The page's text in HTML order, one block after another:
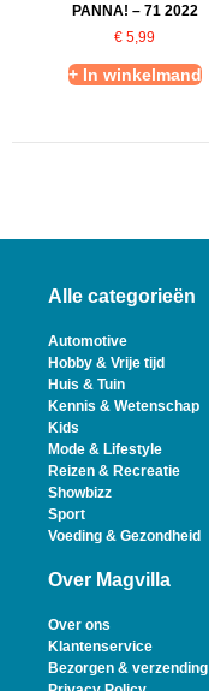
PANNA! – 71 2022
€ 5,99
+ In winkelmand
Alle categorieën
Automotive
Hobby & Vrije tijd
Huis & Tuin
Kennis & Wetenschap
Kids
Mode & Lifestyle
Reizen & Recreatie
Showbizz
Sport
Voeding & Gezondheid
Over Magvilla
Over ons
Klantenservice
Bezorgen & verzending